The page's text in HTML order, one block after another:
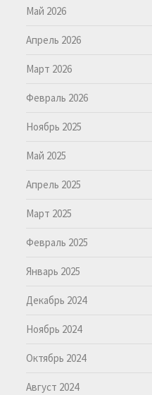
Май 2026
Апрель 2026
Март 2026
Февраль 2026
Ноябрь 2025
Май 2025
Апрель 2025
Март 2025
Февраль 2025
Январь 2025
Декабрь 2024
Ноябрь 2024
Октябрь 2024
Август 2024